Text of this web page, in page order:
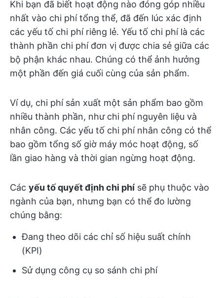
Khi bạn đã biết hoạt động nào đóng góp nhiều
nhất vào chi phí tổng thể, đã đến lúc xác định
các yếu tố chi phí riêng lẻ. Yếu tố chi phí là các
thành phần chi phí đơn vị được chia sẻ giữa các
bộ phận khác nhau. Chúng có thể ảnh hưởng
một phần đến giá cuối cùng của sản phẩm.
Ví dụ, chi phí sản xuất một sản phẩm bao gồm
nhiều thành phần, như chi phí nguyên liệu và
nhân công. Các yếu tố chi phí nhân công có thể
bao gồm tổng số giờ máy móc hoạt động, số
lần giao hàng và thời gian ngừng hoạt động.
Các yếu tố quyết định chi phí sẽ phụ thuộc vào
ngành của bạn, nhưng bạn có thể đo lường
chúng bằng:
Đang theo dõi các chỉ số hiệu suất chính
(KPI)
Sử dụng công cụ so sánh chi phí